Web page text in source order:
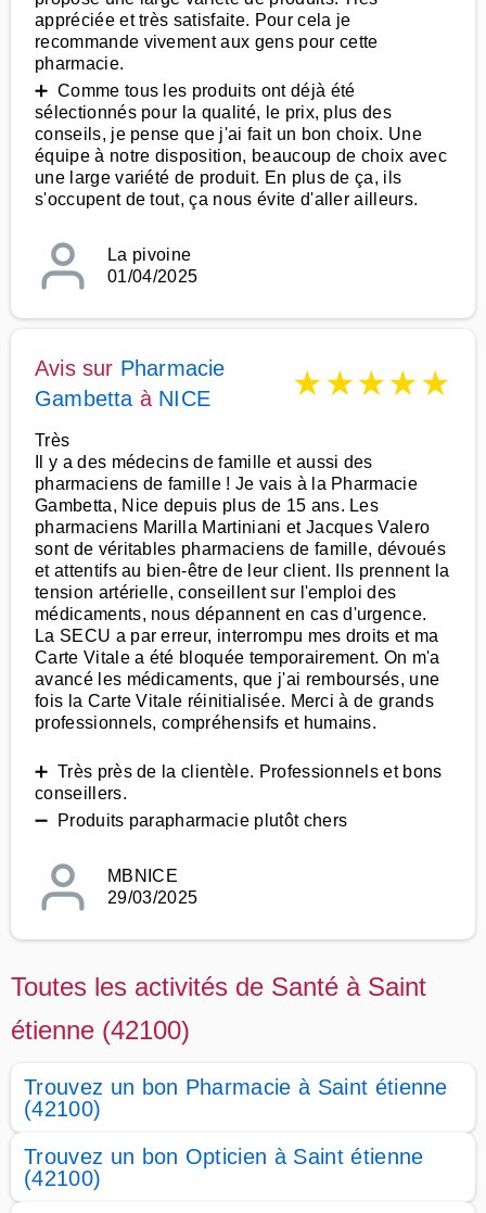
appréciée et très satisfaite. Pour cela je
recommande vivement aux gens pour cette
pharmacie.
➕ Comme tous les produits ont déjà été
sélectionnés pour la qualité, le prix, plus des
conseils, je pense que j'ai fait un bon choix. Une
équipe à notre disposition, beaucoup de choix avec
une large variété de produit. En plus de ça, ils
s'occupent de tout, ça nous évite d'aller ailleurs.
La pivoine
01/04/2025
Avis sur Pharmacie
Gambetta à NICE ★★★★★
Très
Il y a des médecins de famille et aussi des
pharmaciens de famille ! Je vais à la Pharmacie
Gambetta, Nice depuis plus de 15 ans. Les
pharmaciens Marilla Martiniani et Jacques Valero
sont de véritables pharmaciens de famille, dévoués
et attentifs au bien-être de leur client. Ils prennent la
tension artérielle, conseillent sur l'emploi des
médicaments, nous dépannent en cas d'urgence.
La SECU a par erreur, interrompu mes droits et ma
Carte Vitale a été bloquée temporairement. On m'a
avancé les médicaments, que j'ai remboursés, une
fois la Carte Vitale réinitialisée. Merci à de grands
professionnels, compréhensifs et humains.
➕ Très près de la clientèle. Professionnels et bons
conseillers.
➖ Produits parapharmacie plutôt chers
MBNICE
29/03/2025
Toutes les activités de Santé à Saint
étienne (42100)
Trouvez un bon Pharmacie à Saint étienne
(42100)
Trouvez un bon Opticien à Saint étienne
(42100)